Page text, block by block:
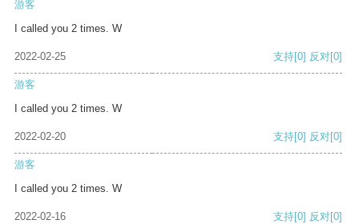
游客
I called you 2 times. W
2022-02-25 支持[0] 反对[0]
游客
I called you 2 times. W
2022-02-20 支持[0] 反对[0]
游客
I called you 2 times. W
2022-02-16 支持[0] 反对[0]